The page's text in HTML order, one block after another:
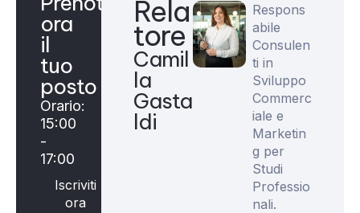
ora
il
tuo
posto
Orario:
15:00
-
17:00
Iscriviti
ora
Rela
tore
Camil
la
Gasta
ldi
Respons
abile
Consulen
ti in
Sviluppo
Commerc
iale e
Marketin
g per
Studi
Professio
nali.